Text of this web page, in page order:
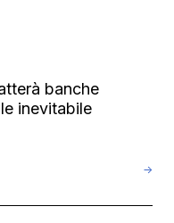
banche
inevitabile
→